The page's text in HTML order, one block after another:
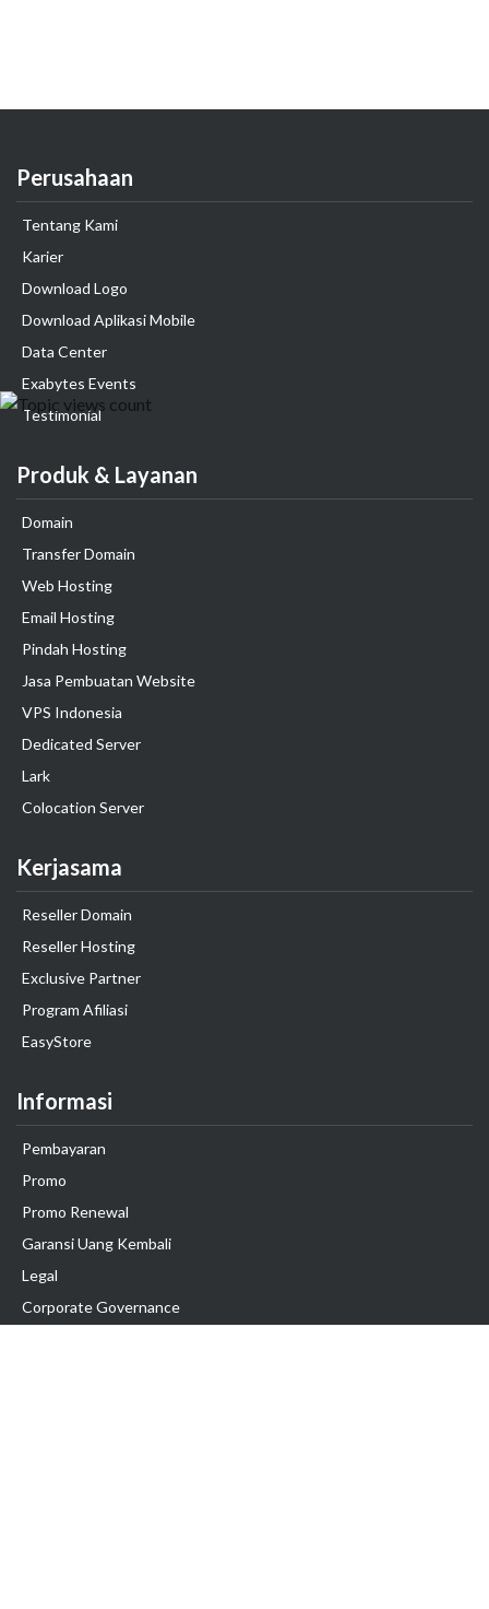
Perusahaan
Tentang Kami
Karier
Download Logo
Download Aplikasi Mobile
Data Center
Exabytes Events
Testimonial
Produk & Layanan
Domain
Transfer Domain
Web Hosting
Email Hosting
Pindah Hosting
Jasa Pembuatan Website
VPS Indonesia
Dedicated Server
Lark
Colocation Server
Kerjasama
Reseller Domain
Reseller Hosting
Exclusive Partner
Program Afiliasi
EasyStore
Informasi
Pembayaran
Promo
Promo Renewal
Garansi Uang Kembali
Legal
Corporate Governance